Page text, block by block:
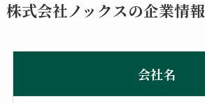
株式会社ノックスの企業情報
会社名